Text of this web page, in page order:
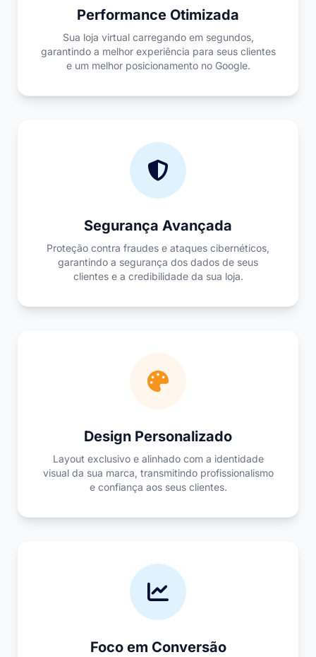
Performance Otimizada
Sua loja virtual carregando em segundos,
garantindo a melhor experiência para seus clientes
e um melhor posicionamento no Google.
Segurança Avançada
Proteção contra fraudes e ataques cibernéticos,
garantindo a segurança dos dados de seus
clientes e a credibilidade da sua loja.
Design Personalizado
Layout exclusivo e alinhado com a identidade
visual da sua marca, transmitindo profissionalismo
e confiança aos seus clientes.
Foco em Conversão